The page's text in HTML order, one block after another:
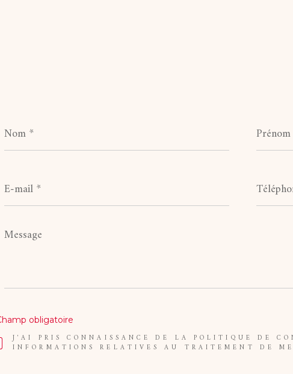
* *
mail
*
*
Message
*
J'AI PRIS CONNAISSANCE DE LA POLITIQUE DE
INFORMATIONS RELATIVES AU TRAITEMENT DE
obligatoire